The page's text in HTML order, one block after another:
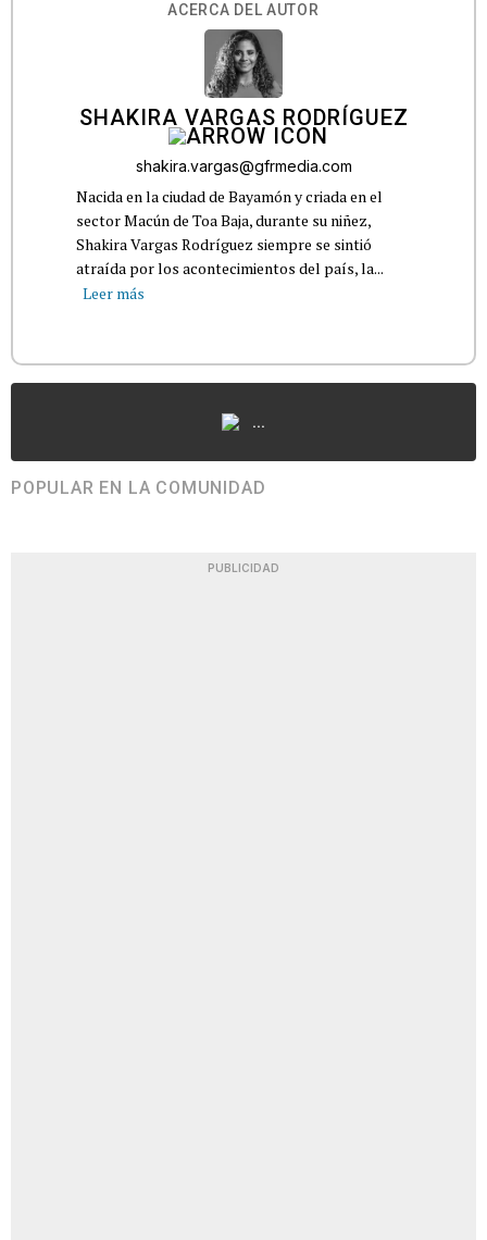
ACERCA DEL AUTOR
SHAKIRA VARGAS RODRÍGUEZ
shakira.vargas@gfrmedia.com
Nacida en la ciudad de Bayamón y criada en el
sector Macún de Toa Baja, durante su niñez,
Shakira Vargas Rodríguez siempre se sintió
atraída por los acontecimientos del país, la...
Leer más
...
POPULAR EN LA COMUNIDAD
PUBLICIDAD